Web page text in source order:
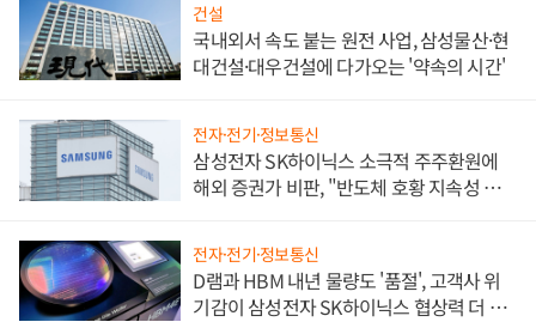
건설
국내외서 속도 붙는 원전 사업, 삼성물산·현
대건설·대우건설에 다가오는 '약속의 시간'
전자·전기·정보통신
삼성전자 SK하이닉스 소극적 주주환원에
해외 증권가 비판, "반도체 호황 지속성 의
전자·전기·정보통신
D램과 HBM 내년 물량도 '품절', 고객사 위
기감이 삼성전자 SK하이닉스 협상력 더 키